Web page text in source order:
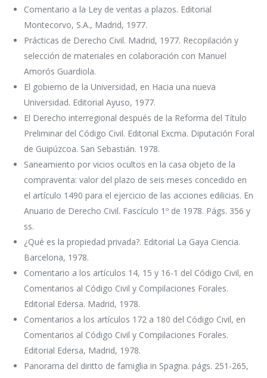
Comentario a la Ley de ventas a plazos. Editorial
Montecorvo, S.A., Madrid, 1977.
Prácticas de Derecho Civil. Madrid, 1977. Recopilación y
selección de materiales en colaboración con Manuel
Amorós Guardiola.
El gobierno de la Universidad, en Hacia una nueva
Universidad. Editorial Ayuso, 1977.
El Derecho interregional después de la Reforma del Título
Preliminar del Código Civil. Editorial Excma. Diputación Foral
de Guipúzcoa. San Sebastián. 1978.
Saneamiento por vicios ocultos en la casa objeto de la
compraventa: valor del plazo de seis meses concedido en
el artículo 1490 para el ejercicio de las acciones edilicias. En
Anuario de Derecho Civil. Fascículo 1º de 1978. Págs. 356 y
ss.
¿Qué es la propiedad privada?. Editorial La Gaya Ciencia.
Barcelona, 1978.
Comentario a los artículos 14, 15 y 16-1 del Código Civil, en
Comentarios al Código Civil y Compilaciones Forales.
Editorial Edersa. Madrid, 1978.
Comentarios a los artículos 172 a 180 del Código Civil, en
Comentarios al Código Civil y Compilaciones Forales.
Editorial Edersa, Madrid, 1978.
Panorama del diritto de famiglia in Spagna. págs. 251-265,